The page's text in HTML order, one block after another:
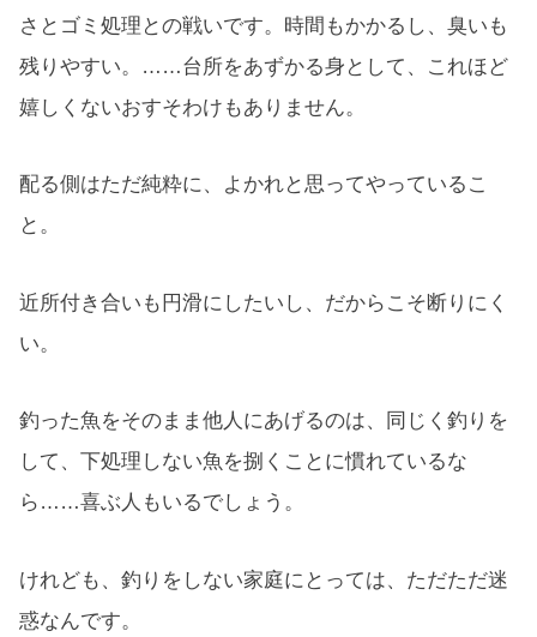
さとゴミ処理との戦いです。時間もかかるし、臭いも
残りやすい。……台所をあずかる身として、これほど
嬉しくないおすそわけもありません。
配る側はただ純粋に、よかれと思ってやっているこ
と。
近所付き合いも円滑にしたいし、だからこそ断りにく
い。
釣った魚をそのまま他人にあげるのは、同じく釣りを
して、下処理しない魚を捌くことに慣れているな
ら……喜ぶ人もいるでしょう。
けれども、釣りをしない家庭にとっては、ただただ迷
惑なんです。